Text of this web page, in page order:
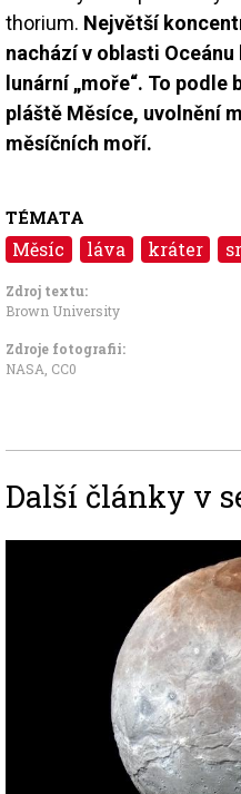
thorium. Největší
nachází v oblasti
lunární „moře“. To
pláště Měsíce, uvolnění
měsíčních moří.
TÉMATA
Měsíc láva kráter
Zdroj textu:
Brown University
Zdroje fotografii:
NASA CC0
Další články v